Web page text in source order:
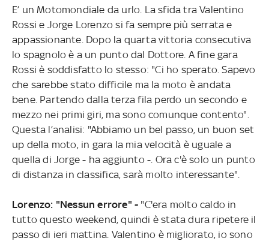
E’ un Motomondiale da urlo. La sfida tra Valentino
Rossi e Jorge Lorenzo si fa sempre più serrata e
appassionante. Dopo la quarta vittoria consecutiva
lo spagnolo è a un punto dal Dottore. A fine gara
Rossi è soddisfatto lo stesso: "Ci ho sperato. Sapevo
che sarebbe stato difficile ma la moto è andata
bene. Partendo dalla terza fila perdo un secondo e
mezzo nei primi giri, ma sono comunque contento".
Questa l’analisi: "Abbiamo un bel passo, un buon set
up della moto, in gara la mia velocità è uguale a
quella di Jorge - ha aggiunto -. Ora c'è solo un punto
di distanza in classifica, sarà molto interessante".
Lorenzo: "Nessun errore" - "C'era molto caldo in
tutto questo weekend, quindi è stata dura ripetere il
passo di ieri mattina. Valentino è migliorato, io sono